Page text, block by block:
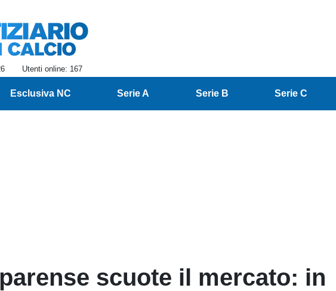
Utenti online: 167
Esclusiva NC Serie A Serie B Serie C
scuote il mercato: in